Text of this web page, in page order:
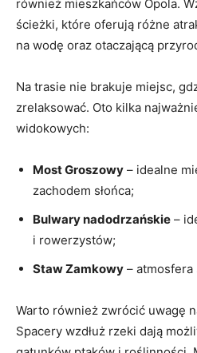
‍również ⁢mieszkańców Opola.
ścieżki, które oferują różne
na wodę⁤ oraz ‍otaczającą
Na trasie nie brakuje ‍miejsc,
zrelaksować. Oto kilka
widokowych:
Most Groszowy – idealne
zachodem ⁤słońca;
Bulwary nadodrzańskie –
i ‌rowerzystów;
Staw‌ Zamkowy –
Warto również zwrócić uwagę
Spacery wzdłuż rzeki dają